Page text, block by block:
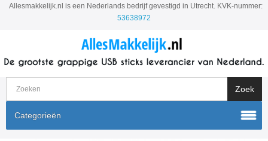
Allesmakkelijk.nl is een Nederlands bedrijf gevestigd in Utrecht. KVK-nummer:
53638972
Categorieën